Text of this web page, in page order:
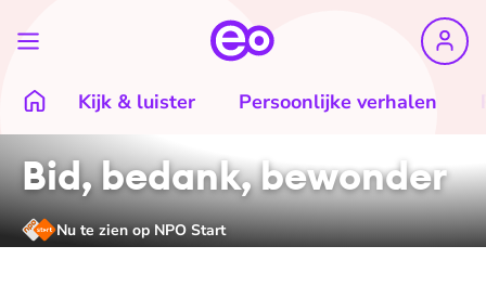
Kijk & luister Persoonlijke verhalen
Bid, bedank, bewonder
Nu te zien op NPO Start